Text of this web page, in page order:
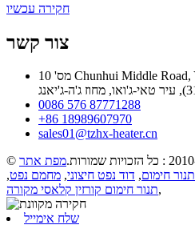
חקירה עכשיו
צור קשר
מס' 10 Chunhui Middle Road, Yongan אזור התעשייה, מחוז
0086 576 87771288
+86 18989607970
sales01@tzhx-heater.cn
מפת אתר
תנור חימום, דוד נפט חיצוני, מחמם נפט,
תנור חימום קורזין קלאסי מקורה,
שלח אימייל